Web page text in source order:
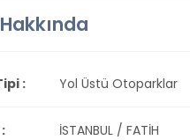
: Yol Üstü Otoparklar
İSTANBUL / FATİH